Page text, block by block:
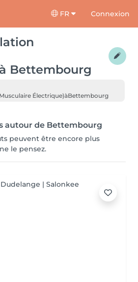
FR Connexion
à Bettembourg
Électrique)àBettembourg
autour de Bettembourg
peuvent être encore plus
le pensez.